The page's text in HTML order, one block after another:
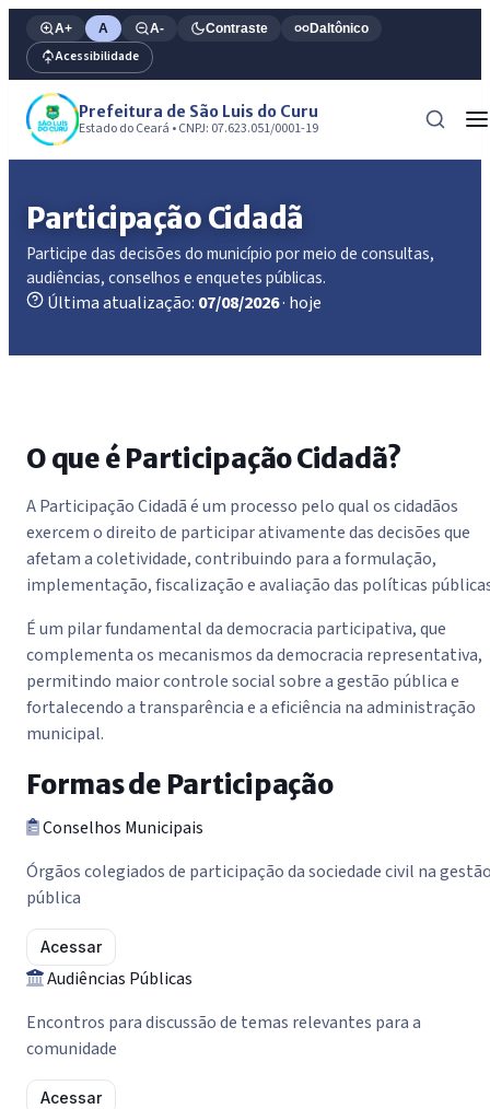
A+ A A- Contraste Daltônico
Acessibilidade
Prefeitura de São Luis do Curu
Estado do Ceará • CNPJ: 07.623.051/0001-19
Participação Cidadã
Participe das decisões do município por meio de consultas,
audiências, conselhos e enquetes públicas.
Última atualização: 07/08/2026· hoje
O que é Participação Cidadã?
A Participação Cidadã é um processo pelo qual os cidadãos
exercem o direito de participar ativamente das decisões que
afetam a coletividade, contribuindo para a formulação,
implementação, fiscalização e avaliação das políticas
É um pilar fundamental da democracia participativa, que
complementa os mecanismos da democracia representativa,
permitindo maior controle social sobre a gestão pública e
fortalecendo a transparência e a eficiência na administração
municipal.
Formas de Participação
Conselhos Municipais
Órgãos colegiados de participação da sociedade civil na
pública
Acessar
Audiências Públicas
Encontros para discussão de temas relevantes para a
comunidade
Acessar